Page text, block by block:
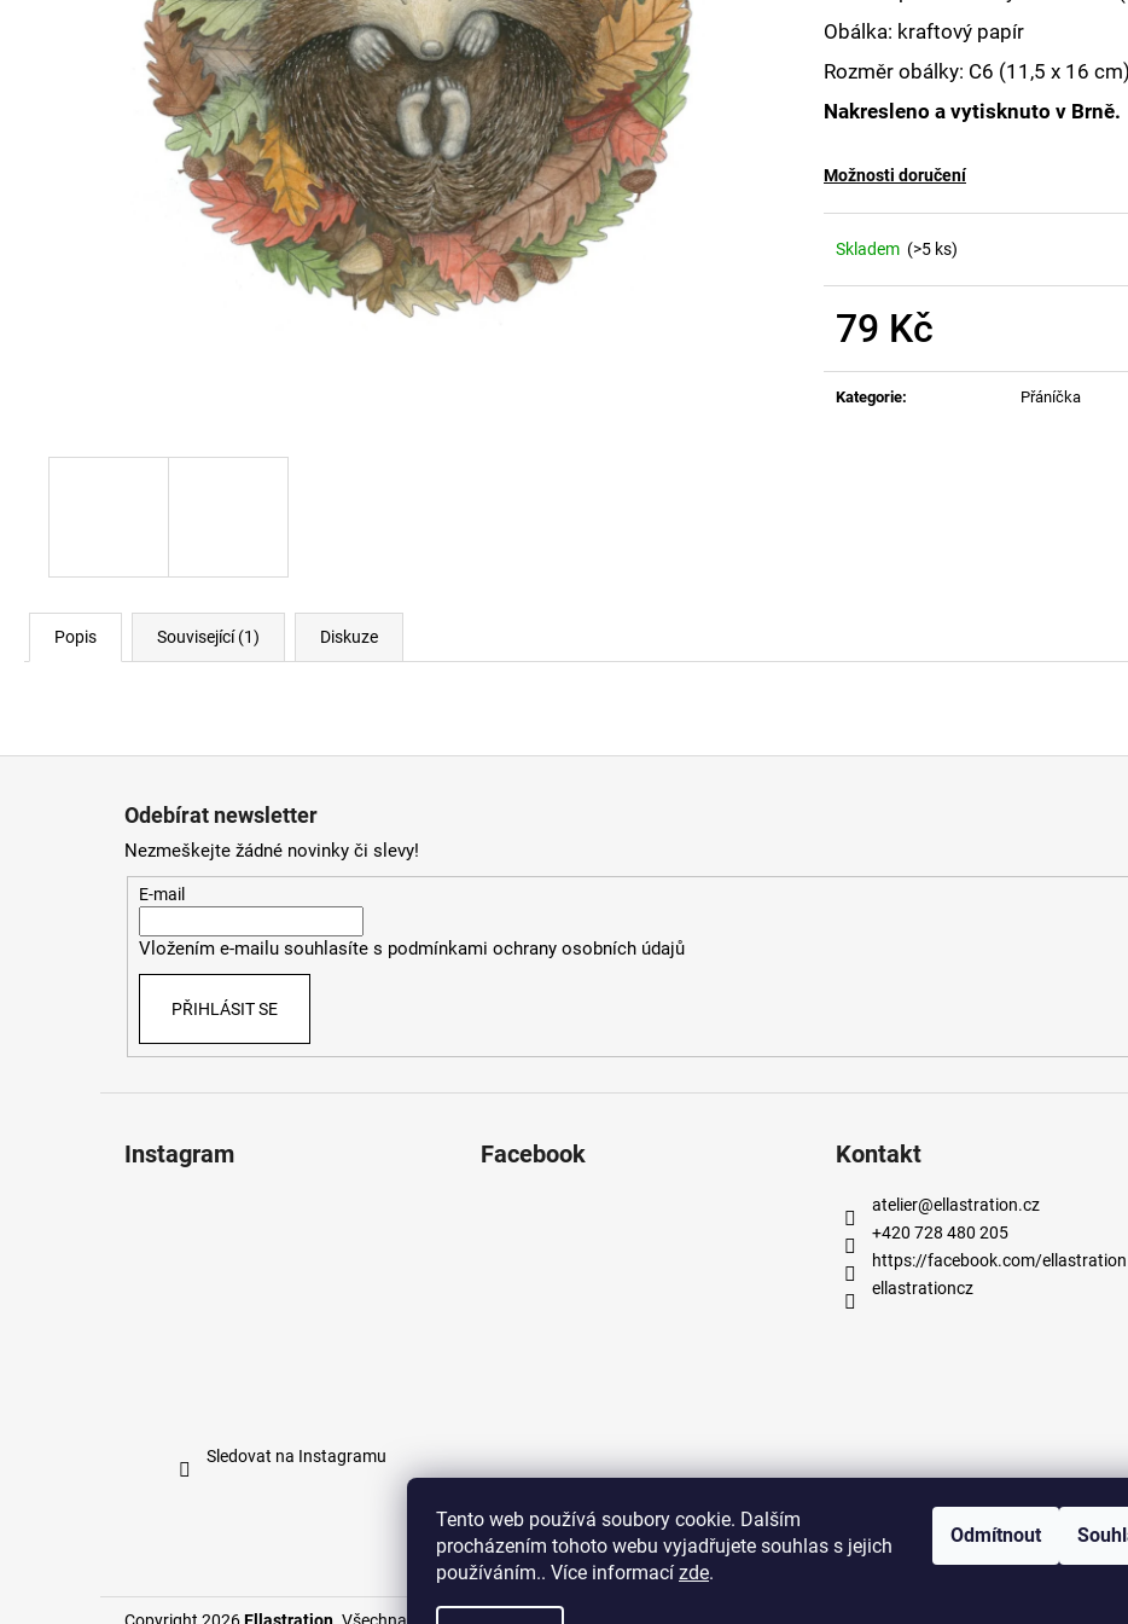
Tento web používá soubory cookie. Dalším
procházením tohoto webu vyjadřujete souhlas s jejich
používáním.. Více informací zde.
Odmítnout
Obálka: kraftový papír
Rozměr obálky: C6 (11,5 x 16 cm)
Nakresleno a vytisknuto v Brně.
Možnosti doručení
Skladem (>5 ks)
79 Kč
Kategorie: Přáníčka
Popis Související (1) Diskuze
Odebírat newsletter
Nezmeškejte žádné novinky či slevy!
E-mail
Vložením e-mailu souhlasíte s podmínkami ochrany osobních údajů
PŘIHLÁSIT SE
Instagram
Sledovat na Instagramu
Facebook Kontakt
atelier@ellastration.cz
+420 728 480 205
https://facebook.com/ellastration
ellastrationcz
facebook.com/ellastration instagram.com/ellastrationcz